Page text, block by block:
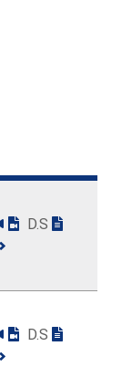
D.S
D.S